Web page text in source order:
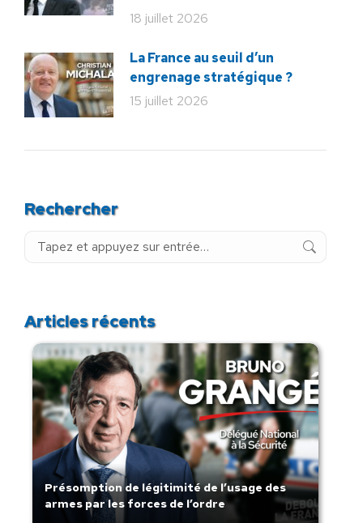
18 juillet 2026
La France au seuil d’un
engrenage stratégique ?
15 juillet 2026
Rechercher
Recherche
Articles récents
Présomption de légitimité de l’usage des
armes par les forces de l’ordre